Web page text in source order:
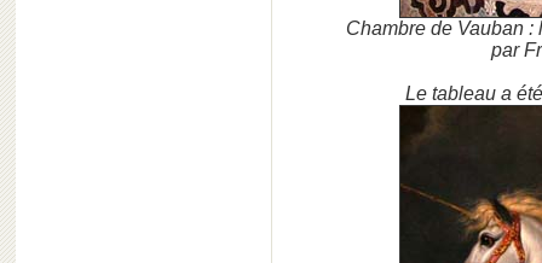
Chambre de Vauban :
par
Le tableau a